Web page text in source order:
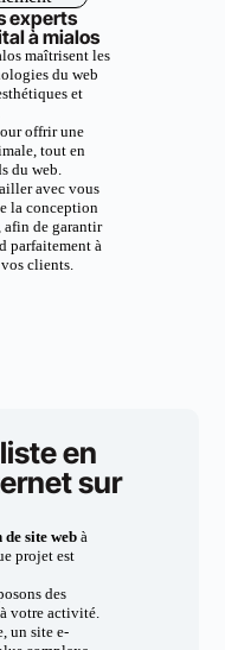
experts
à mialos
maîtrisent les
du web
et
offrir une
tout en
du web.
avec vous
la conception
afin de garantir
parfaitement à
clients.
en
sur
site webà
projet est
des
votre activité.
un site e-